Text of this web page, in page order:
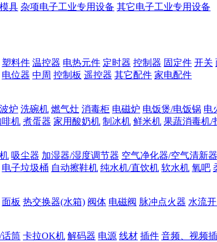
具 杂项电子工业专用设备 其它电子工业专用设备
塑料件 温控器 电热元件 定时器 控制器 固定件 开关
电位器 中周 控制板 遥控器 其它配件 家电配件
炉 洗碗机 燃气灶 消毒柜 电磁炉 电饭煲/电饭锅 电
啡机 煮蛋器 家用酸奶机 制冰机 鲜米机 果蔬消毒机/
吸尘器 加湿器/湿度调节器 空气净化器/空气清新器
电子垃圾桶 自动擦鞋机 纯水机/直饮机 软水机 氧吧
面板 热交换器(水箱) 阀体 电磁阀 脉冲点火器 水流
话筒 卡拉OK机 解码器 电源 线材 插件 音频、视频